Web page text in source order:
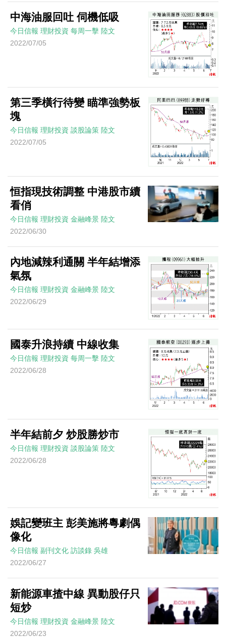
中海油服回吐 伺機低吸
今日信報 理財投資 每周一擊 陸文
2022/07/05
第三季橫行待變 瞄準強勢板
塊
今日信報 理財投資 談股論策 陸文
2022/07/05
恒指現技術調整 中港股市續
看俏
今日信報 理財投資 金融峰景 陸文
2022/06/30
內地減辣利通關 半年結增添
氣氛
今日信報 理財投資 金融峰景 陸文
2022/06/29
國泰升浪持續 中線收集
今日信報 理財投資 每周一擊 陸文
2022/06/28
半年結前夕 炒股勝炒市
今日信報 理財投資 談股論策 陸文
2022/06/28
娛記變班主 彭美施將粵劇偶
像化
今日信報 副刊文化 訪談錄 吳雄
2022/06/27
新能源車揸中線 異動股仔只
短炒
今日信報 理財投資 金融峰景 陸文
2022/06/23